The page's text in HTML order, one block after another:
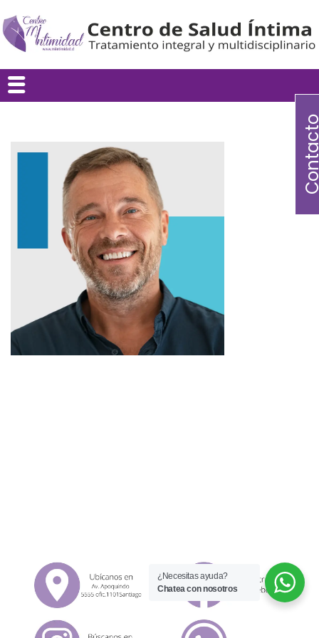
¿Necesitas ayuda?
Chatea con nosotros